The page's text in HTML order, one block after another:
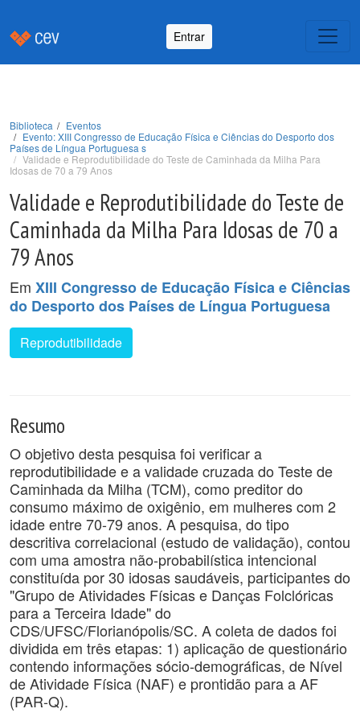
Entrar
Biblioteca
Eventos
Evento: XIII Congresso de Educação Física e Ciências do Desporto dos
Países de Língua Portuguesa s
Validade e Reprodutibilidade do Teste de Caminhada da Milha Para
Idosas de 70 a 79 Anos
Validade e Reprodutibilidade do Teste de
Caminhada da Milha Para Idosas de 70 a
79 Anos
Em XIII Congresso de Educação Física e Ciências
do Desporto dos Países de Língua Portuguesa
Reprodutibilidade
Resumo
O objetivo desta pesquisa foi verificar a
reprodutibilidade e a validade cruzada do Teste de
Caminhada da Milha (TCM), como preditor do
consumo máximo de oxigênio, em mulheres com 2
idade entre 70-79 anos. A pesquisa, do tipo
descritiva correlacional (estudo de validação), contou
com uma amostra não-probabilística intencional
constituída por 30 idosas saudáveis, participantes do
"Grupo de Atividades Físicas e Danças Folclóricas
para a Terceira Idade" do
CDS/UFSC/Florianópolis/SC. A coleta de dados foi
dividida em três etapas: 1) aplicação de questionário
contendo informações sócio-demográficas, de Nível
de Atividade Física (NAF) e prontidão para a AF
(PAR-Q).